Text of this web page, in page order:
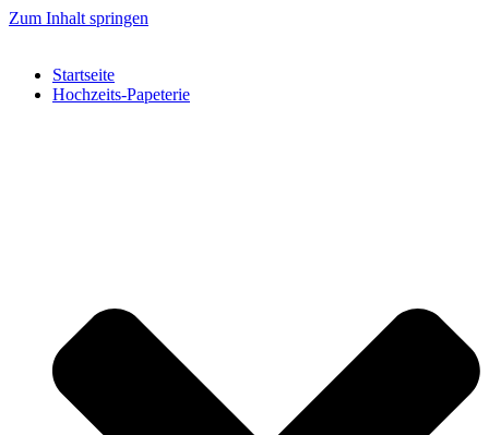
Zum Inhalt springen
Startseite
Hochzeits-Papeterie